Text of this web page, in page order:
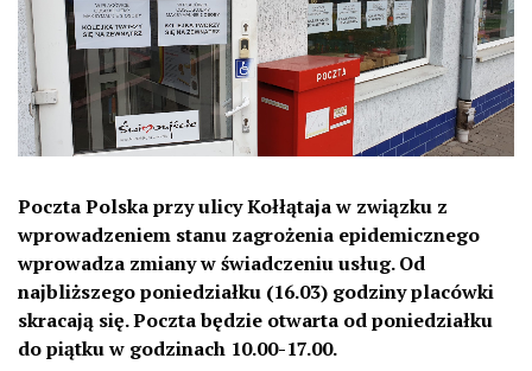
Poczta Polska przy ulicy Kołłątaja w związku z
wprowadzeniem stanu zagrożenia epidemicznego
wprowadza zmiany w świadczeniu usług. Od
najbliższego poniedziałku (16.03) godziny placówki
skracają się. Poczta będzie otwarta od poniedziałku
do piątku w godzinach 10.00-17.00.